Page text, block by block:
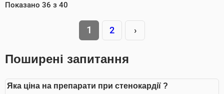
Показано 36 з 40
1 2 ›
Поширені запитання
Яка ціна на препарати при стенокардії ?